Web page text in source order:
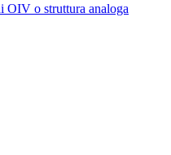
OIV o struttura analoga